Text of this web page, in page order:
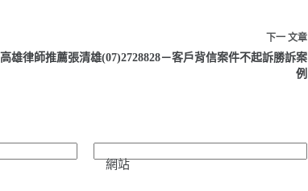
下一 文章
高雄律師推薦張清雄(07)2728828－客戶背信案件不起訴勝訴案
例
網站